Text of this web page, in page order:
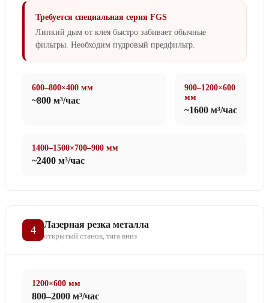
Требуется специальная серия FGS
Липкий дым от клея быстро забивает обычные
фильтры. Необходим пудровый предфильтр.
600–800×400 мм
~800 м³/час
900–1200×600
мм
~1600 м³/час
1400–1500×700–900 мм
~2400 м³/час
4 Лазерная резка металла
открытый станок, тяга вниз
1200×600 мм
800–2000 м³/час